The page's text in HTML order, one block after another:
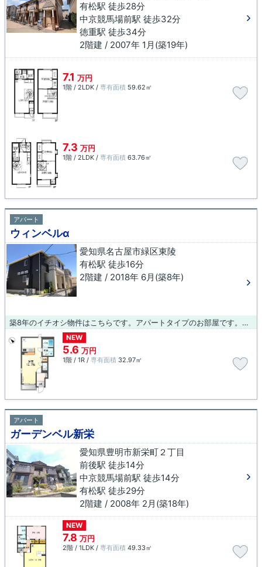
有松駅 徒歩28分
中京競馬場前駅 徒歩32分
徳重駅 徒歩34分
2階建 / 2007年 1月(築19年)
7.1 万円
1階 / 2LDK / 専有面積 59.62㎡
7.3 万円
1階 / 2LDK / 専有面積 63.76㎡
アパート
ウィンベルα
愛知県名古屋市緑区東陵
有松駅 徒歩16分
2階建 / 2018年 6月(築8年)
築8年のイチオシ物件はこちらです。アパートタイプのお部屋です。当社では名古屋市緑区にある賃貸情報を数多く取り扱っております。引っ越しを検討しているのであれば、物件情報をお問い合わせ下さい。
NEW
5.6 万円
1階 / 1R / 専有面積 32.97㎡
アパート
ガーデンベル新栄
愛知県豊明市新栄町２丁目
前後駅 徒歩14分
中京競馬場前駅 徒歩14分
有松駅 徒歩29分
2階建 / 2008年 2月(築18年)
NEW
7.8 万円
2階 / 1LDK / 専有面積 49.33㎡